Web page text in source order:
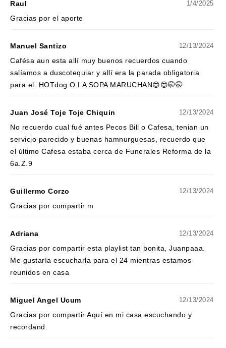
Raul 1/4/2025
Gracias por el aporte
Manuel Santizo 12/13/2024
Cafésa aun esta allí muy buenos recuerdos cuando
salíamos a duscotequiar y allí era la parada obligatoria
para el. HOTdog O LA SOPA MARUCHAN😍😍🤭🤭
Juan José Toje Toje Chiquin 12/13/2024
No recuerdo cual fué antes Pecos Bill o Cafesa, tenian un
servicio parecido y buenas hamnurguesas, recuerdo que
el último Cafesa estaba cerca de Funerales Reforma de la
6a.Z.9
Guillermo Corzo 12/13/2024
Gracias por compartir m
Adriana 12/13/2024
Gracias por compartir esta playlist tan bonita, Juanpaaa.
Me gustaría escucharla para el 24 mientras estamos
reunidos en casa
Miguel Angel Ucum 12/13/2024
Gracias por compartir Aquí en mi casa escuchando y
recordand.